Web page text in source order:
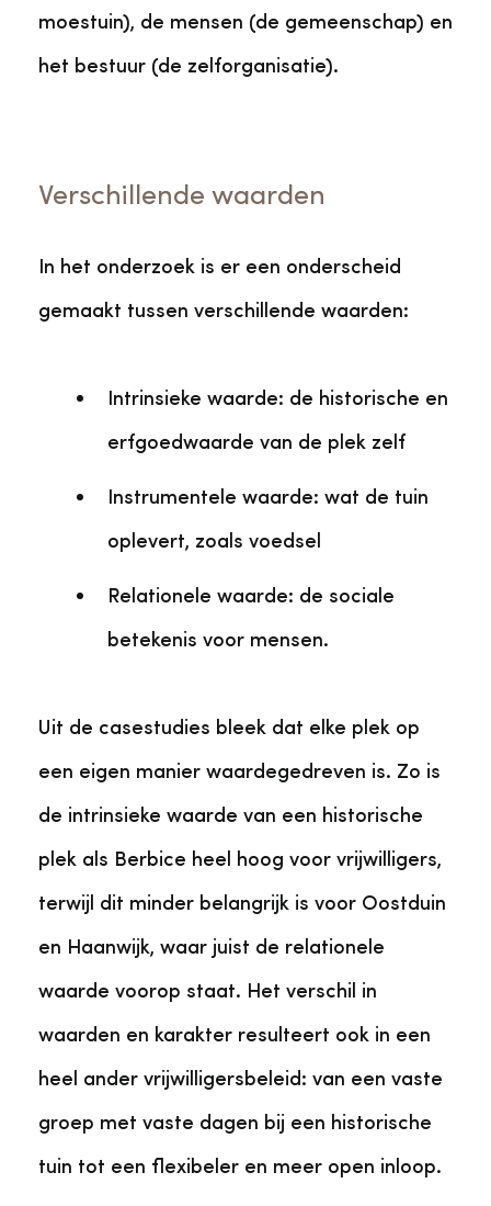
moestuin), de mensen (de gemeenschap) en
het bestuur (de zelforganisatie).
Verschillende waarden
In het onderzoek is er een onderscheid
gemaakt tussen verschillende waarden:
Intrinsieke waarde: de historische en
erfgoedwaarde van de plek zelf
Instrumentele waarde: wat de tuin
oplevert, zoals voedsel
Relationele waarde: de sociale
betekenis voor mensen.
Uit de casestudies bleek dat elke plek op
een eigen manier waardegedreven is. Zo is
de intrinsieke waarde van een historische
plek als Berbice heel hoog voor vrijwilligers,
terwijl dit minder belangrijk is voor Oostduin
en Haanwijk, waar juist de relationele
waarde voorop staat. Het verschil in
waarden en karakter resulteert ook in een
heel ander vrijwilligersbeleid: van een vaste
groep met vaste dagen bij een historische
tuin tot een flexibeler en meer open inloop.